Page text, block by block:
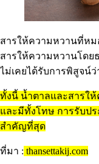
สารให้ความหวานที่ห
สารให้ความหวานโดย
ไม่เคยได้รับการพิสูจน์ว่
ทั้งนี้ น้ำตาลและสารใ
และมีทั้งโทษ การรับป
สำคัญที่สุด
ที่มา : thansettakij.com